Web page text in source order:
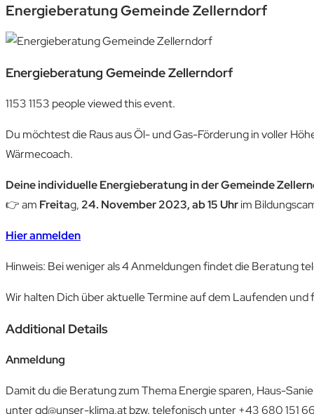
Energieberatung Gemeinde Zellerndorf
Energieberatung Gemeinde Zellerndorf
11531153 people viewed this event.
Du möchtest die Raus aus Öl- und Gas-Förderung in voller
Wärmecoach.
Deine individuelle Energieberatung in der Gemeinde
👉 am Freitag, 24. November 2023, ab 15 Uhrim
Hier anmelden
Hinweis: Bei weniger als 4 Anmeldungen findet die Beratung
Wir halten Dich über aktuelle Termine auf dem Laufenden
Additional Details
Anmeldung
Damit du die Beratung zum Thema Energie sparen, Haus-
unter gd@unser-klima.at bzw. telefonisch unter +43 680 151